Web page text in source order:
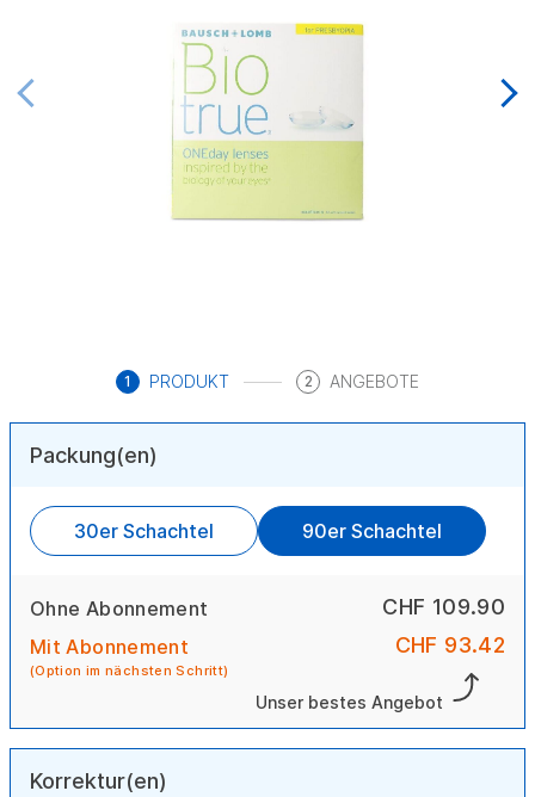
1 PRODUKT 2 ANGEBOTE
Packung(en)
30er Schachtel 90er Schachtel
Ohne Abonnement CHF 109.90
Mit Abonnement
(Option im nächsten Schritt)
CHF 93.42
Unser bestes Angebot
Korrektur(en)